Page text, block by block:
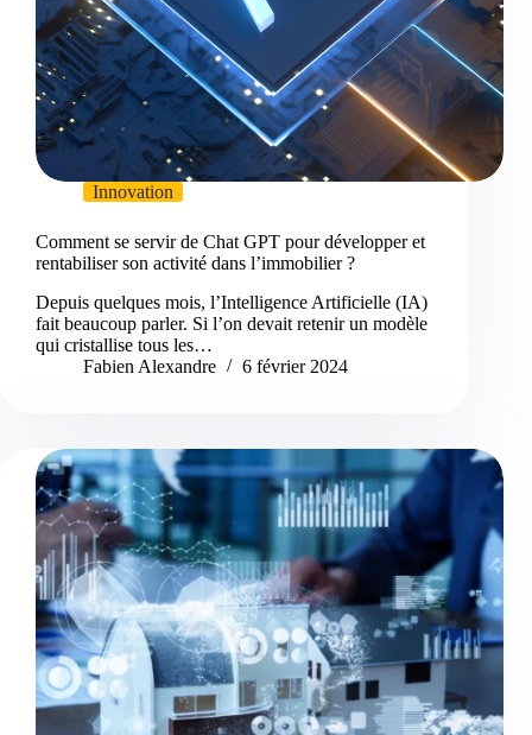
Innovation
Comment se servir de Chat GPT pour développer et
rentabiliser son activité dans l’immobilier ?
Depuis quelques mois, l’Intelligence Artificielle (IA)
fait beaucoup parler. Si l’on devait retenir un modèle
qui cristallise tous les…
Fabien Alexandre
6 février 2024